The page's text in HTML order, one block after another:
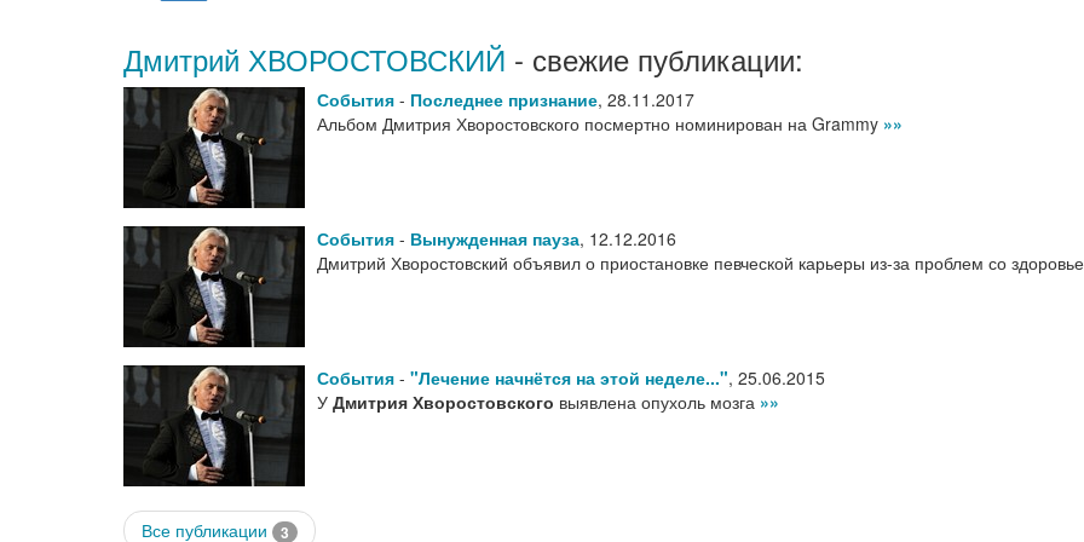
Дмитрий ХВОРОСТОВСКИЙ - свежие публикации:
События - Последнее признание, 28.11.2017
Альбом Дмитрия Хворостовского посмертно номинирован на Grammy »»
События - Вынужденная пауза, 12.12.2016
Дмитрий Хворостовский объявил о приостановке певческой карьеры из-за проблем со
События - "Лечение начнётся на этой неделе...", 25.06.2015
У Дмитрия Хворостовского выявлена опухоль мозга »»
Все публикации 3